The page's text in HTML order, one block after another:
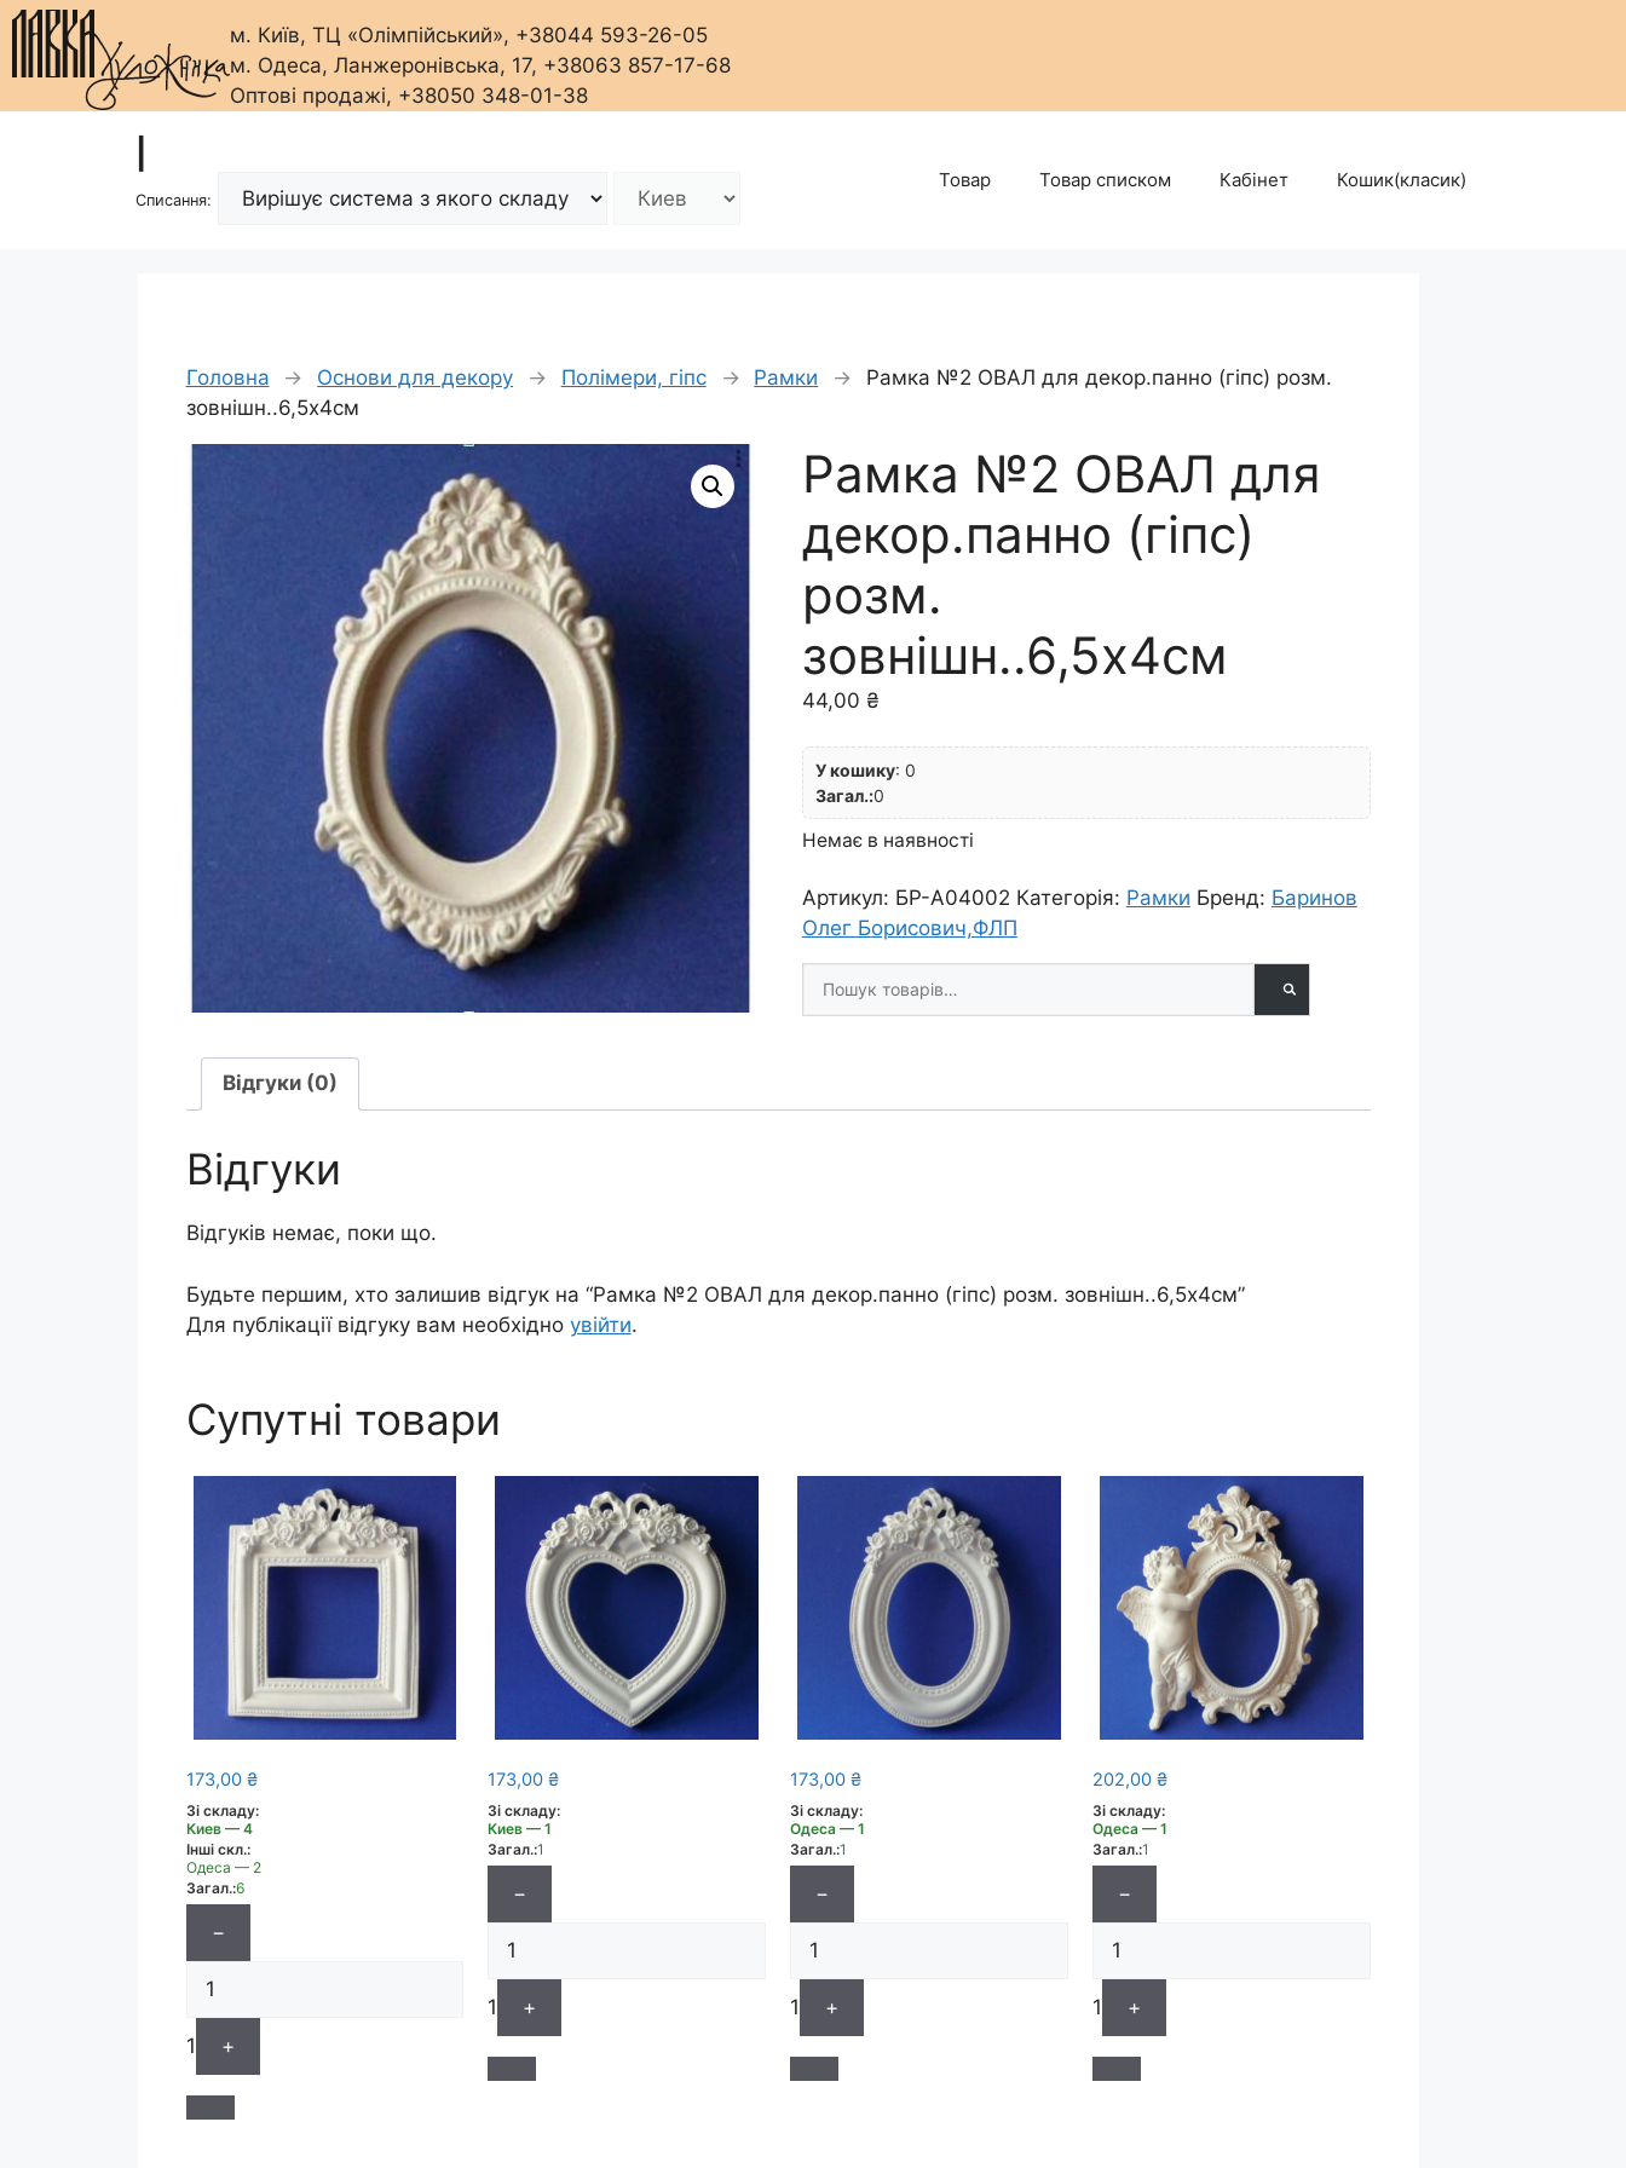
м. Київ, ТЦ «Олімпійський», +38044 593-26-05
м. Одеса, Ланжеронівська, 17, +38063 857-17-68
Оптові продажі, +38050 348-01-38
Списання:
Товар Товар списком Кабінет Кошик(класик)
Головна → Основи для декору → Полімери, гіпс → Рамки →
Рамка №2 ОВАЛ для декор.панно (гіпс) розм.
зовнішн..6,5х4см
Рамка №2 ОВАЛ для
декор.панно (гіпс)
розм.
зовнішн..6,5х4см
44,00 ₴
У кошику: 0
Загал.:0
Немає в наявності
Артикул: БР-A04002 Категорія: Рамки Бренд: Баринов
Олег Борисович,ФЛП
Шукати
товари
Відгуки (0)
Відгуки
Відгуків немає, поки що.
Будьте першим, хто залишив відгук на “Рамка №2 ОВАЛ для декор.панно (гіпс) розм. зовнішн..6,5х4см”
Для публікації відгуку вам необхідно увійти.
Супутні товари
173,00 ₴
Зі складу:
Киев — 4
Інші скл.:
Одеса — 2
Загал.:6
−
1 +
173,00₴
Зі складу:
Киев — 1
Загал.:1
−
1 +
173,00₴
Зі складу:
Одеса — 1
Загал.:1
−
1 +
202,00₴
Зі складу:
Одеса — 1
Загал.:1
−
1 +